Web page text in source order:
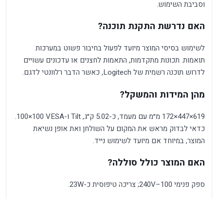
וסביבת השימוש.
האם נדרשת התקנת תוכנה?
לשימוש בסיסי המוצר מיועד לפעול בחיבור פשוט במערכות
תואמות. תכונות מתקדמות, התאמות לחצנים או עדכונים עשויים
לדרוש תוכנה רשמית של Logitech, כאשר הדבר רלוונטי לדגם.
מהן המידות והמשקל?
619×447×172 מ״מ עם מעמד, כ-5.02 ק״ג, Tilt ו-VESA ‏100×100.
כדאי לבדוק מראש את המקום על השולחן ואת אופן נשיאת
המוצר, במיוחד אם מיועד לשימוש נייד.
האם המוצר כולל סוללה?
ספק פנימי 100–240V; צריכה טיפוסית כ-23W.